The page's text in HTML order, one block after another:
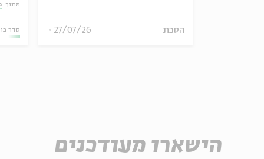
מתוך:
סדר הסכת 27/07/26
הישארו מעודכנים